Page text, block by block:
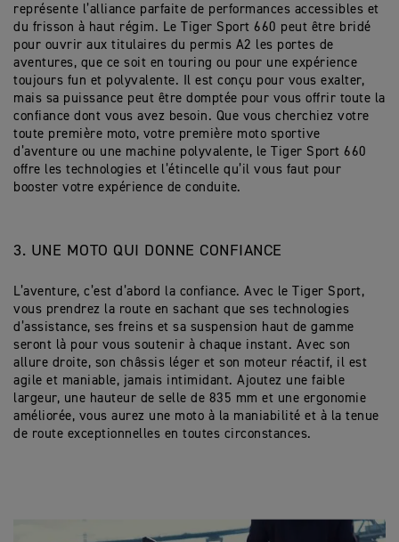
représente l’alliance parfaite de performances accessibles et
du frisson à haut régim. Le Tiger Sport 660 peut être bridé
pour ouvrir aux titulaires du permis A2 les portes de
aventures, que ce soit en touring ou pour une expérience
toujours fun et polyvalente. Il est conçu pour vous exalter,
mais sa puissance peut être domptée pour vous offrir toute la
confiance dont vous avez besoin. Que vous cherchiez votre
toute première moto, votre première moto sportive
d’aventure ou une machine polyvalente, le Tiger Sport 660
offre les technologies et l’étincelle qu’il vous faut pour
booster votre expérience de conduite.
3. UNE MOTO QUI DONNE CONFIANCE
L’aventure, c’est d’abord la confiance. Avec le Tiger Sport,
vous prendrez la route en sachant que ses technologies
d’assistance, ses freins et sa suspension haut de gamme
seront là pour vous soutenir à chaque instant. Avec son
allure droite, son châssis léger et son moteur réactif, il est
agile et maniable, jamais intimidant. Ajoutez une faible
largeur, une hauteur de selle de 835 mm et une ergonomie
améliorée, vous aurez une moto à la maniabilité et à la tenue
de route exceptionnelles en toutes circonstances.